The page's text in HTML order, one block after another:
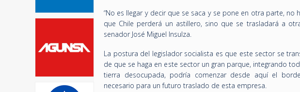
“No es llegar y decir que se saca y se pone en otra parte,
que Chile perderá un astillero, sino que se trasladará a
senador José Miguel Insulza.
La postura del legislador socialista es que este sector se
de que se haga en este sector un gran parque, integrando
tierra desocupada, podría comenzar desde aquí el
necesario para un futuro traslado de esta empresa.